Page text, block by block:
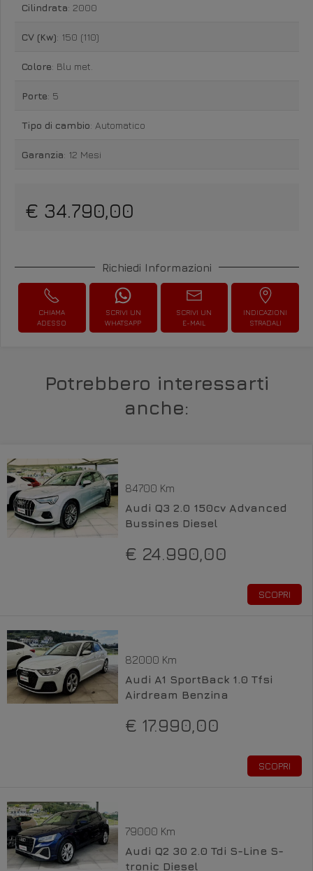
Cilindrata: 2000
CV (Kw): 150 (110)
Colore: Blu met.
Porte: 5
Tipo di cambio: Automatico
Garanzia: 12 Mesi
€ 34.790,00
Richiedi Informazioni
CHIAMA
ADESSO
SCRIVI UN
WHATSAPP
SCRIVI UN
E-MAIL
INDICAZIONI
STRADALI
Potrebbero interessarti
anche:
84700 Km
Audi Q3 2.0 150cv Advanced
Bussines Diesel
€ 24.990,00
SCOPRI
82000 Km
Audi A1 SportBack 1.0 Tfsi
Airdream Benzina
€ 17.990,00
SCOPRI
79000 Km
Audi Q2 30 2.0 Tdi S-Line S-
tronic Diesel